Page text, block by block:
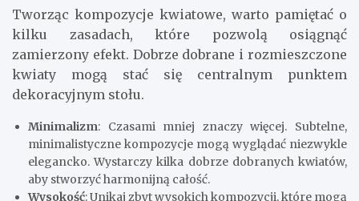
Tworząc kompozycje kwiatowe, warto pamiętać o
kilku zasadach, które pozwolą osiągnąć
zamierzony efekt. Dobrze dobrane i rozmieszczone
kwiaty mogą stać się centralnym punktem
dekoracyjnym stołu.
Minimalizm: Czasami mniej znaczy więcej. Subtelne,
minimalistyczne kompozycje mogą wyglądać niezwykle
elegancko. Wystarczy kilka dobrze dobranych kwiatów,
aby stworzyć harmonijną całość.
Wysokość: Unikaj zbyt wysokich kompozycji, które mogą